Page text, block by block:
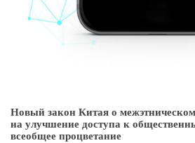
Новый закон Китая о
на улучшение доступа к
всеобщее процветание